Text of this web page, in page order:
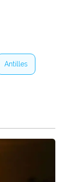
Antilles